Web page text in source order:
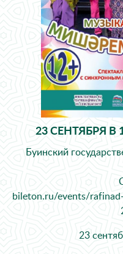
23 СЕНТЯБРЯ В
Буинский
bileton.ru/events/
23